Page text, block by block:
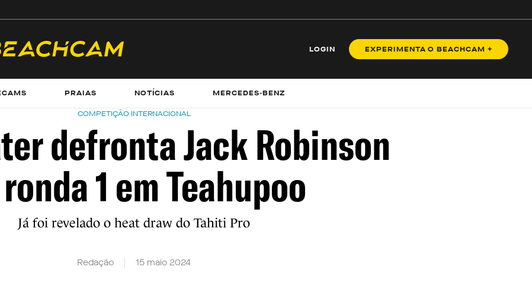
LOGIN EXPERIMENTA O BEACHCAM +
PRAIAS NOTÍCIAS MERCEDES-BENZ
COMPETIÇÃO INTERNACIONAL
defronta Jack Robinson
1 em Teahupoo
Já foi revelado o heat draw do Tahiti Pro
Redação 15 maio 2024